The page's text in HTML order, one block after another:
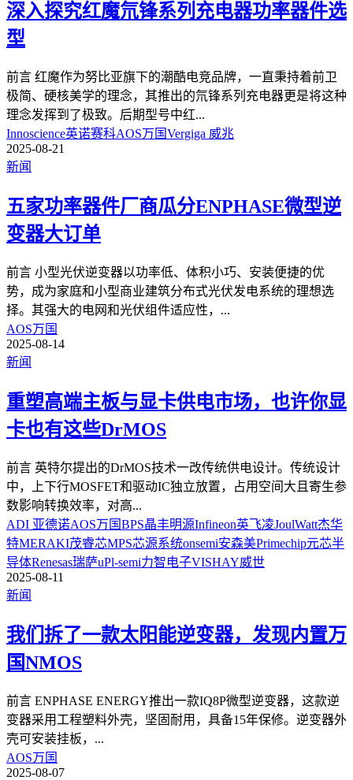
深入探究红魔氘锋系列充电器功率器件选
型
前言 红魔作为努比亚旗下的潮酷电竞品牌，一直秉持着前卫
极简、硬核美学的理念，其推出的氘锋系列充电器更是将这种
理念发挥到了极致。后期型号中红...
Innoscience英诺赛科AOS万国Vergiga 威兆
2025-08-21
新闻
五家功率器件厂商瓜分ENPHASE微型逆
变器大订单
前言 小型光伏逆变器以功率低、体积小巧、安装便捷的优
势，成为家庭和小型商业建筑分布式光伏发电系统的理想选
择。其强大的电网和光伏组件适应性， ...
AOS万国
2025-08-14
新闻
重塑高端主板与显卡供电市场，也许你显
卡也有这些DrMOS
前言 英特尔提出的DrMOS技术一改传统供电设计。传统设计
中，上下行MOSFET和驱动IC独立放置，占用空间大且寄生参
数影响转换效率，对高...
ADI 亚德诺AOS万国BPS晶丰明源Infineon英飞凌JoulWatt杰华
特MERAKI茂睿芯MPS芯源系统onsemi安森美Primechip元芯半
导体Renesas瑞萨uPl-semi力智电子VISHAY威世
2025-08-11
新闻
我们拆了一款太阳能逆变器，发现内置万
国NMOS
前言 ENPHASE ENERGY推出一款IQ8P微型逆变器，这款逆
变器采用工程塑料外壳，坚固耐用，具备15年保修。逆变器外
壳可安装挂板， ...
AOS万国
2025-08-07